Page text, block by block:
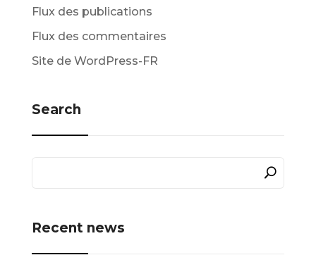
Flux des publications
Flux des commentaires
Site de WordPress-FR
Search
Recent news